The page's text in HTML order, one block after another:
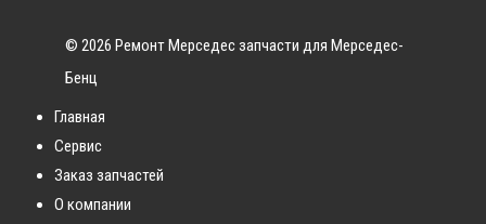
© 2026 Ремонт Мерседес запчасти для Мерседес-
Бенц
Главная
Сервис
Заказ запчастей
О компании